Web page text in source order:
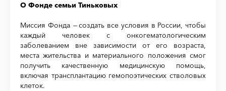
О Фонде семьи Тиньковых
Миссия Фонда —создать все условия в России, чтобы
каждый человек с онкогематологическим
заболеванием вне зависимости от его возраста,
места жительства и материального положения смог
получить качественную медицинскую помощь,
включая трансплантацию гемопоэтических стволовых
клеток.